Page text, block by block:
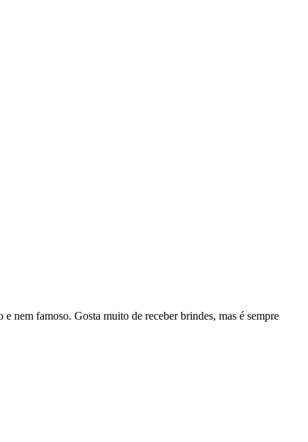
nem famoso. Gosta muito de receber brindes, mas é sempre